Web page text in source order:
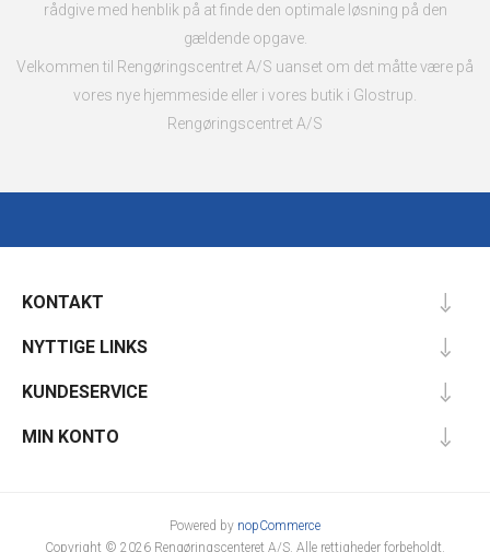
rådgive med henblik på at finde den optimale løsning på den
gældende opgave.
Velkommen til Rengøringscentret A/S uanset om det måtte være på
vores nye hjemmeside eller i vores butik i Glostrup.
Rengøringscentret A/S
KONTAKT
NYTTIGE LINKS
KUNDESERVICE
MIN KONTO
Powered by nopCommerce
Copyright © 2026 Rengøringscenteret A/S. Alle rettigheder forbeholdt.